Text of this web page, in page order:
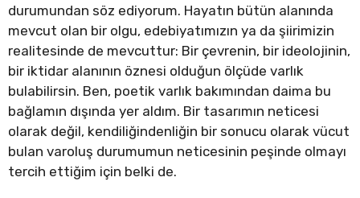
durumundan söz ediyorum. Hayatın bütün alanında
mevcut olan bir olgu, edebiyatımızın ya da şiirimizin
realitesinde de mevcuttur: Bir çevrenin, bir ideolojinin,
bir iktidar alanının öznesi olduğun ölçüde varlık
bulabilirsin. Ben, poetik varlık bakımından daima bu
bağlamın dışında yer aldım. Bir tasarımın neticesi
olarak değil, kendiliğindenliğin bir sonucu olarak vücut
bulan varoluş durumumun neticesinin peşinde olmayı
tercih ettiğim için belki de.